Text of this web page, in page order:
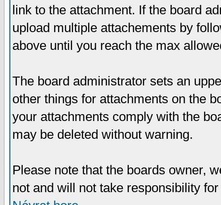
link to the attachment. If the board
upload multiple attachements by
above until you reach the max
The board administrator sets an
other things for attachments on the
your attachments comply with the
may be deleted without warning.
Please note that the boards owner,
not and will not take responsibility